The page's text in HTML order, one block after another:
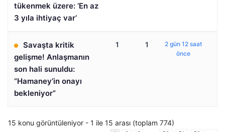
tükenmek üzere: ‘En az
3 yıla ihtiyaç var’
Savaşta kritik
gelişme! Anlaşmanın
son hali sunuldu:
“Hamaney’in onayı
bekleniyor”
1 1
2 gün 12 saat
önce
15 konu görüntüleniyor - 1 ile 15 arası (toplam 774)